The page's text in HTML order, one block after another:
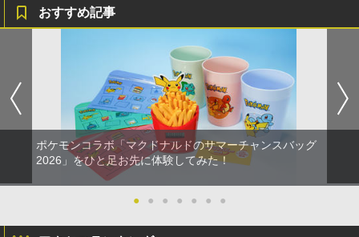
おすすめ記事
ポケモンコラボ「マクドナルドのサマーチャンスバッグ
2026」をひと足お先に体験してみた！
● ● ● ● ● ● ●